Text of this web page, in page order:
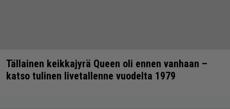
Tällainen keikkajyrä Queen oli ennen vanhaan –
katso tulinen livetallenne vuodelta 1979